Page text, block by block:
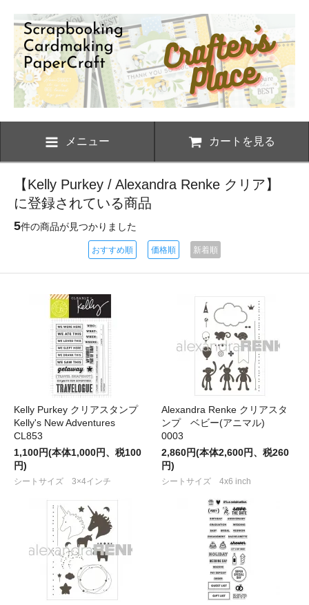
メニュー カートを見る
【Kelly Purkey / Alexandra Renke クリア】
に登録されている商品
5件の商品が見つかりました
おすすめ順 価格順 新着順
Kelly Purkey クリアスタンプ
Kelly's New Adventures
CL853
1,100円(本体1,000円、税100
円)
シートサイズ 3×4インチ
Alexandra Renke クリアスタ
ンプ ベビー(アニマル)
0003
2,860円(本体2,600円、税260
円)
シートサイズ 4x6 inch